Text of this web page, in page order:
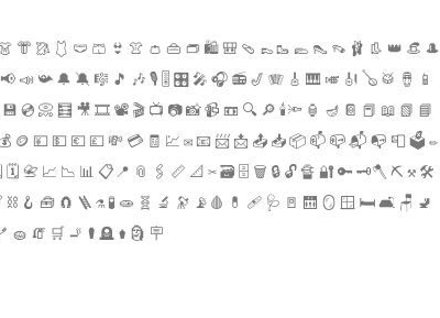
👘 🥻 🩱 🩲 🩳 👙 👚 👛 👜 👝 🛍 🎒 🩴 👞🥾 🥿 👠 👡 🩰 👢 👑 👒 🎩
📣 📯 🔔 🔕 🎼 🎵 🎶 🎙 🎚 🎛 🎤 🎧 📻 🎷 🪗 🎸 🎹 🎺 🎻 🪕 🥁 🪘 📱
💿 📀 🧮 🎥 🎞 📽 🎬 📺 📷 📸 📹 📼 🔍 🔎 🕯🔦 🏮 🪔 📔 📕 📖 📗 📘
🪙 💴 💵 💶 💷 💸 💳 🧾 💹 ✉ 📧 📨 📩 📤 📥 📦 📫 📪 📬 📭 📮 🗳 ✏
📈 📉 📊 📋📍 📎 🖇 📏 📐 ✂ 🗃 🗄 🗑 🔒 🔓 🔏 🔐 🔑 🗝🪓 ⛏ ⚒ 🛠
🪝 🧰 🧲 🪜 ⚗ 🧪 🧫 🧬 🔬 🔭 📡🩸 💊 🩹 🩺 🚪 🛗 🪞 🪟 🛏 🛋 🪑 🚽
🧽 🧯 🛒 🚬 ⚰ 🪦 ⚱ 🗿 🪧